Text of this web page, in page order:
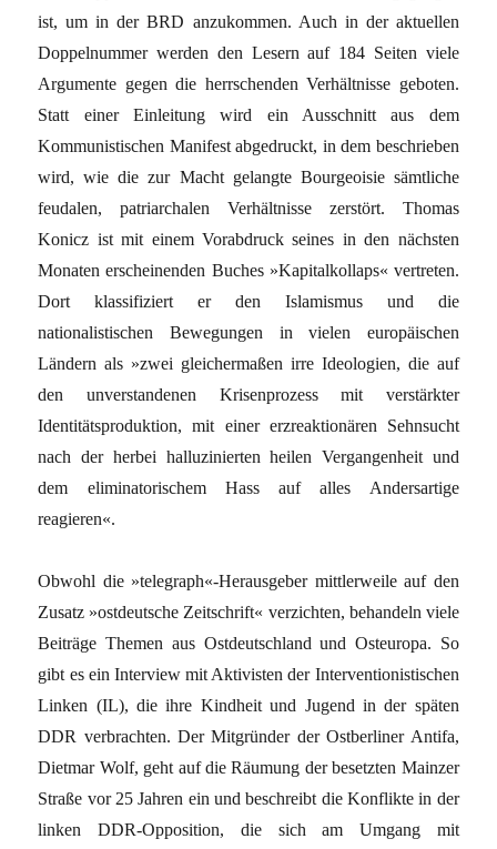
ist, um in der BRD anzukommen. Auch in der aktuellen
Doppelnummer werden den Lesern auf 184 Seiten viele
Argumente gegen die herrschenden Verhältnisse geboten.
Statt einer Einleitung wird ein Ausschnitt aus dem
Kommunistischen Manifest abgedruckt, in dem beschrieben
wird, wie die zur Macht gelangte Bourgeoisie sämtliche
feudalen, patriarchalen Verhältnisse zerstört. Thomas
Konicz ist mit einem Vorabdruck seines in den nächsten
Monaten erscheinenden Buches »Kapitalkollaps« vertreten.
Dort klassifiziert er den Islamismus und die
nationalistischen Bewegungen in vielen europäischen
Ländern als »zwei gleichermaßen irre Ideologien, die auf
den unverstandenen Krisenprozess mit verstärkter
Identitätsproduktion, mit einer erzreaktionären Sehnsucht
nach der herbei halluzinierten heilen Vergangenheit und
dem eliminatorischem Hass auf alles Andersartige
reagieren«.
Obwohl die »telegraph«-Herausgeber mittlerweile auf den
Zusatz »ostdeutsche Zeitschrift« verzichten, behandeln viele
Beiträge Themen aus Ostdeutschland und Osteuropa. So
gibt es ein Interview mit Aktivisten der Interventionistischen
Linken (IL), die ihre Kindheit und Jugend in der späten
DDR verbrachten. Der Mitgründer der Ostberliner Antifa,
Dietmar Wolf, geht auf die Räumung der besetzten Mainzer
Straße vor 25 Jahren ein und beschreibt die Konflikte in der
linken DDR-Opposition, die sich am Umgang mit